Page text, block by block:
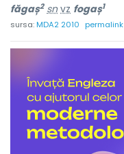
făgaș2 sn vz fogaș1
sursa:MDA2 2010 permalink